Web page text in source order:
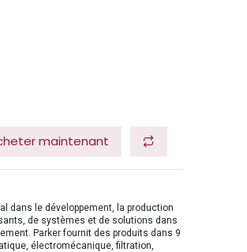
maintenant
dans le développement, la production
de systèmes et de solutions dans
Parker fournit des produits dans 9
électromécanique, filtration,